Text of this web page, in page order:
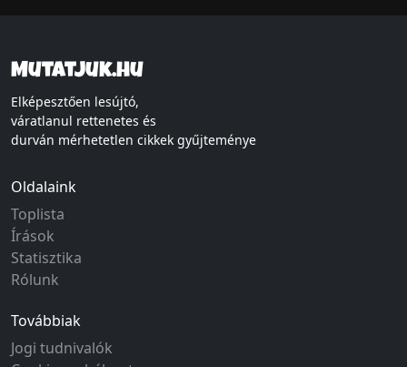
Mutatjuk.hu
Elképesztően lesújtó,
váratlanul rettenetes és
durván mérhetetlen cikkek gyűjteménye
Oldalaink
Toplista
Írások
Statisztika
Rólunk
Továbbiak
Jogi tudnivalók